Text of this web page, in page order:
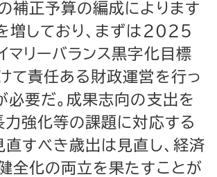
補正予算の編成によります
増しており、まずは２０２５
マリーバランス黒字化目標
て責任ある財政運営を行っ
必要だ。成果志向の支出を
力強化等の課題に対応する
直すべき歳出は見直し、経済
全化の両立を果たすことが